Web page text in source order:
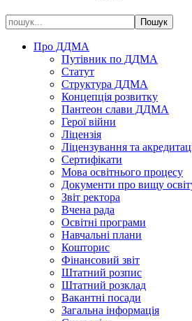
Про ДДМА
Путівник по ДДМА
Статут
Структура ДДМА
Концепція розвитку
Пантеон слави ДДМА
Герої війни
Ліцензія
Ліцензування та
Сертифікати
Мова освітнього процесу
Документи про вищу
Звіт ректора
Вчена рада
Освітні програми
Навчальні плани
Кошторис
Фінансовий звіт
Штатний розпис
Штатний розклад
Вакантні посади
Загальна інформація